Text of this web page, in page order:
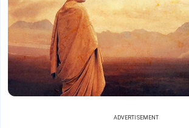
ADVERTISEMENT